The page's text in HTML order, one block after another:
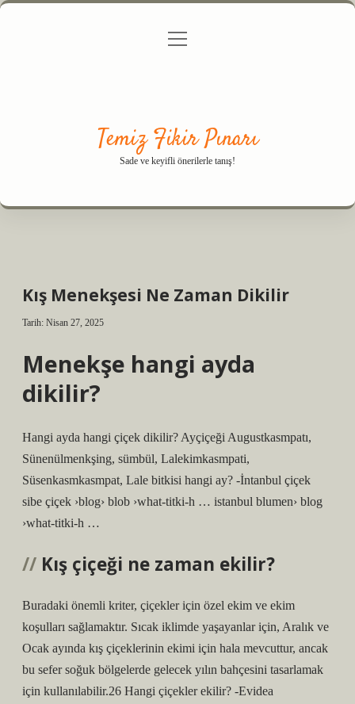
Gizlilik Politikası
menüyü
Temiz Fikir Pınarı
Sade ve keyifli önerilerle tanış!
Kış Menekşesi Ne Zaman Dikilir
Tarih: Nisan 27, 2025
Menekşe hangi ayda
dikilir?
Hangi ayda hangi çiçek dikilir? Ayçiçeği Augustkasmpatı,
Sünenülmenkşing, sümbül, Lalekimkasmpati,
Süsenkasmkasmpat, Lale bitkisi hangi ay? -İntanbul çiçek
sibe çiçek ›blog› blob ›what-titki-h … istanbul blumen› blog
›what-titki-h …
Kış çiçeği ne zaman ekilir?
Buradaki önemli kriter, çiçekler için özel ekim ve ekim
koşulları sağlamaktır. Sıcak iklimde yaşayanlar için, Aralık ve
Ocak ayında kış çiçeklerinin ekimi için hala mevcuttur, ancak
bu sefer soğuk bölgelerde gelecek yılın bahçesini tasarlamak
için kullanılabilir.26 Hangi çiçekler ekilir? -Evidea